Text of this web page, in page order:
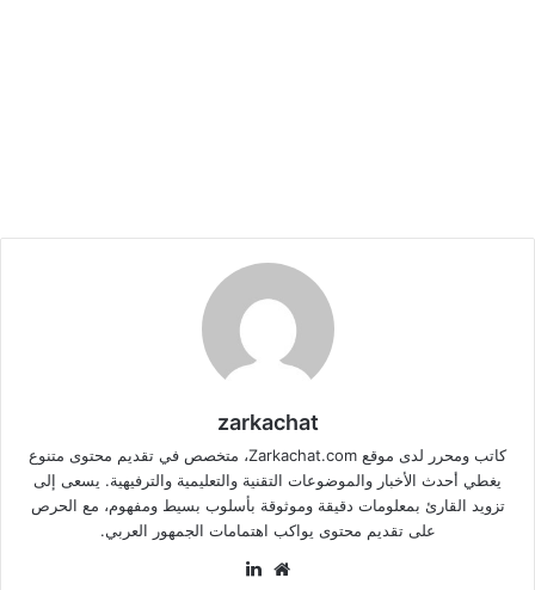
zarkachat
كاتب ومحرر لدى موقع Zarkachat.com، متخصص في تقديم محتوى متنوع
يغطي أحدث الأخبار والموضوعات التقنية والتعليمية والترفيهية. يسعى إلى
تزويد القارئ بمعلومات دقيقة وموثوقة بأسلوب بسيط ومفهوم، مع الحرص
على تقديم محتوى يواكب اهتمامات الجمهور العربي.
موقع